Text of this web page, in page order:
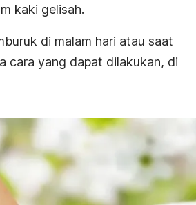
kaki gelisah.
di malam hari atau saat
cara yang dapat dilakukan, di